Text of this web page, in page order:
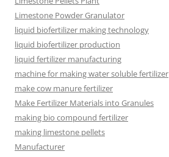
Limestone Powder Granulator
liquid biofertilizer making technology
liquid biofertilizer production
liquid fertilizer manufacturing
machine for making water soluble fertilizer
make cow manure fertilizer
Make Fertilizer Materials into Granules
making bio compound fertilizer
making limestone pellets
Manufacturer